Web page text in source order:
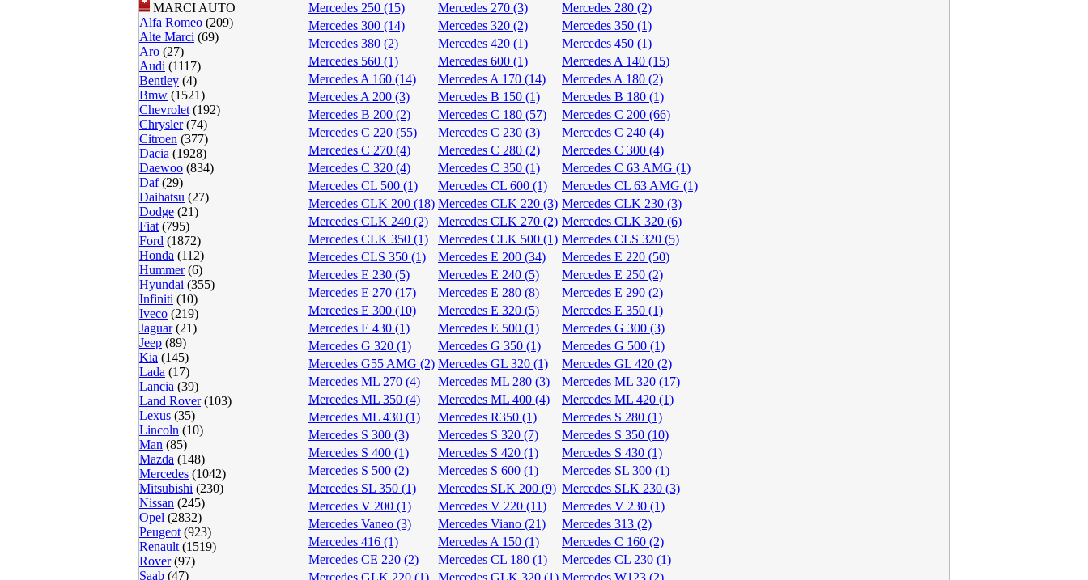
MARCI AUTO
Alfa Romeo (209)
Alte Marci (69)
Aro (27)
Audi (1117)
Bentley (4)
Bmw (1521)
Chevrolet (192)
Chrysler(74)
Citroen (377)
Dacia (1928)
Daewoo (834)
Daf(29)
Daihatsu (27)
Dodge (21)
Fiat (795)
Ford (1872)
Honda (112)
Hummer(6)
Hyundai (355)
Infiniti (10)
Iveco (219)
Jaguar(21)
Jeep (89)
Kia (145)
Lada (17)
Lancia (39)
Land Rover(103)
Lexus (35)
Lincoln (10)
Man (85)
Mazda (148)
Mercedes (1042)
Mitsubishi (230)
Nissan (245)
Opel (2832)
Peugeot (923)
Renault (1519)
Rover(97)
Saab (47)
Mercedes 250 (15)
Mercedes 270 (3)
Mercedes 280 (2)
Mercedes 300 (14)
Mercedes 320 (2)
Mercedes 350 (1)
Mercedes 380 (2)
Mercedes 420 (1)
Mercedes 450 (1)
Mercedes 560 (1)
Mercedes 600 (1)
Mercedes A 140 (15)
Mercedes A 160 (14)
Mercedes A 170 (14)
Mercedes A 180 (2)
Mercedes A 200 (3)
Mercedes B 150 (1)
Mercedes B 180 (1)
Mercedes B 200 (2)
Mercedes C 180 (57)
Mercedes C 200 (66)
Mercedes C 220 (55)
Mercedes C 230 (3)
Mercedes C 240 (4)
Mercedes C 270 (4)
Mercedes C 280 (2)
Mercedes C 300 (4)
Mercedes C 320 (4)
Mercedes C 350 (1)
Mercedes C 63 AMG (1)
Mercedes CL 500 (1)
Mercedes CL 600 (1)
Mercedes CL 63 AMG (1)
Mercedes CLK 200 (18) Mercedes CLK 220 (3) Mercedes CLK 230 (3)
Mercedes CLK 240 (2)
Mercedes CLK 270 (2) Mercedes CLK 320 (6)
Mercedes CLK 350 (1)
Mercedes CLK 500 (1) Mercedes CLS 320 (5)
Mercedes CLS 350 (1)
Mercedes E 200 (34)
Mercedes E 220 (50)
Mercedes E 230 (5)
Mercedes E 240 (5)
Mercedes E 250 (2)
Mercedes E 270 (17)
Mercedes E 280 (8)
Mercedes E 290 (2)
Mercedes E 300 (10)
Mercedes E 320 (5)
Mercedes E 350 (1)
Mercedes E 430 (1)
Mercedes E 500 (1)
Mercedes G 300 (3)
Mercedes G 320 (1)
Mercedes G 350 (1)
Mercedes G 500 (1)
Mercedes G55 AMG (2) Mercedes GL 320 (1)
Mercedes GL 420 (2)
Mercedes ML 270 (4)
Mercedes ML 280 (3)
Mercedes ML 320 (17)
Mercedes ML 350 (4)
Mercedes ML 400 (4)
Mercedes ML 420 (1)
Mercedes ML 430 (1)
Mercedes R350 (1)
Mercedes S 280 (1)
Mercedes S 300 (3)
Mercedes S 320 (7)
Mercedes S 350 (10)
Mercedes S 400 (1)
Mercedes S 420 (1)
Mercedes S 430 (1)
Mercedes S 500 (2)
Mercedes S 600 (1)
Mercedes SL 300 (1)
Mercedes SL 350 (1)
Mercedes SLK 200 (9) Mercedes SLK 230 (3)
Mercedes V 200 (1)
Mercedes V 220 (11)
Mercedes V 230 (1)
Mercedes Vaneo (3)
Mercedes Viano (21)
Mercedes 313 (2)
Mercedes 416 (1)
Mercedes A 150 (1)
Mercedes C 160 (2)
Mercedes CE 220 (2)
Mercedes CL 180 (1)
Mercedes CL 230 (1)
Mercedes GLK 220 (1)
Mercedes GLK 320 (1) Mercedes W123 (2)